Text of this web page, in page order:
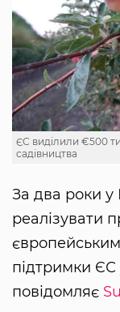
ЄС виділили €500
садівництва
За два роки у
реалізувати
підтримки ЄС
повідомляє